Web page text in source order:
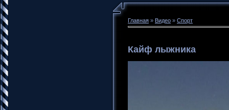
Главная » Видео » Спорт
Кайф лыжника